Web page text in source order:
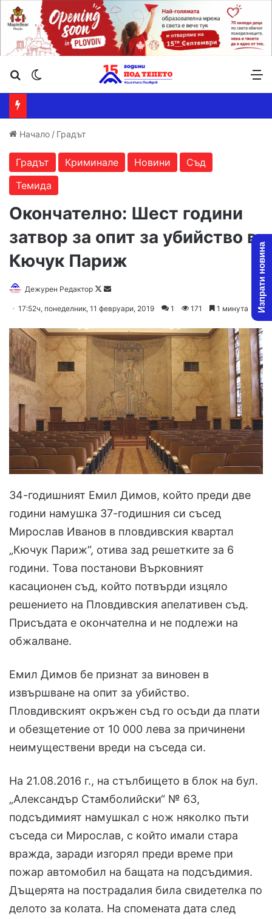
Търсене ...
Начало / Градът
Градът Криминале Новини
Съд
Темида
Окончателно: Шест години
затвор за опит за убийство в
Кючук Париж
Дежурен Редактор
F
l
o
w
X
d
a
n
e
m
a
i
l
17:52ч, понеделник, 11 февруари, 2019 1 171 1 минута
34-годишният Емил Димов, който преди две
години намушка 37-годишния си съсед
Мирослав Иванов в пловдивския квартал
„Кючук Париж“, отива зад решетките за 6
години. Това постанови Върковният
касационен съд, който потвърди изцяло
решението на Пловдивския апелативен съд.
Присъдата е окончателна и не подлежи на
обжалване.
Емил Димов бе признат за виновен в
извършване на опит за убийство.
Пловдивският окръжен съд го осъди да плати
и обезщетение от 10 000 лева за причинени
неимуществени вреди на съседа си.
На 21.08.2016 г., на стълбището в блок на бул.
„Александър Стамболийски“ № 63,
подсъдимият намушкал с нож няколко пъти
съседа си Мирослав, с който имали стара
вражда, заради изгорял преди време при
пожар автомобил на бащата на подсъдимия.
Дъщерята на пострадалия била свидетелка по
делото за колата. На спомената дата след
Изпрати новина